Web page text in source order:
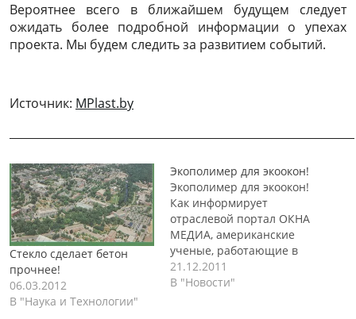
Вероятнее всего в ближайшем будущем следует
ожидать более подробной информации о упехах
проекта. Мы будем следить за развитием событий.
Источник: MPlast.by
Стекло сделает бетон
прочнее!
06.03.2012
В "Наука и Технологии"
Экополимер для экоокон!
Экополимер для экоокон!
Как информирует
отраслевой портал ОКНА
МЕДИА, американские
ученые, работающие в
национальной
лаборатории Лос-
21.12.2011
В "Новости"